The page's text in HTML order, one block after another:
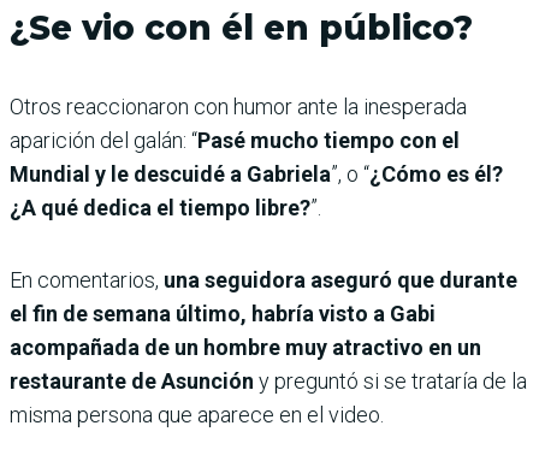
¿Se vio con él en público?
Otros reaccionaron con humor ante la inesperada
aparición del galán: “Pasé mucho tiempo con el
Mundial y le descuidé a Gabriela”, o “¿Cómo es él?
¿A qué dedica el tiempo libre?”.
En comentarios, una seguidora aseguró que durante
el fin de semana último, habría visto a Gabi
acompañada de un hombre muy atractivo en un
restaurante de Asunción y preguntó si se trataría de la
misma persona que aparece en el video.